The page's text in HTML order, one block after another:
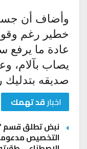
وأضاف أن
خطير رغم
عادة ما يرفع
يصاب بآلام،
صديقه بتدليك
اخبارقد تهمك
نبض تطلق قسم
التخصيص